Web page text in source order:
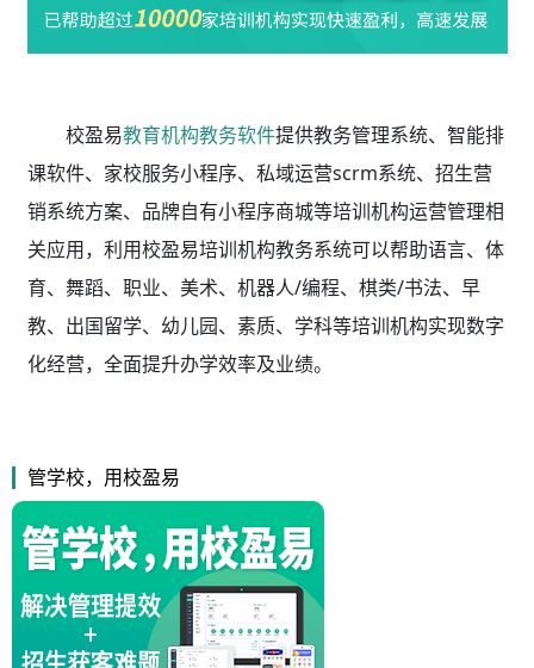
校盈易教育机构教务软件提供教务管理系统、智能排
课软件、家校服务小程序、私域运营scrm系统、招生营
销系统方案、品牌自有小程序商城等培训机构运营管理相
关应用，利用校盈易培训机构教务系统可以帮助语言、体
育、舞蹈、职业、美术、机器人/编程、棋类/书法、早
教、出国留学、幼儿园、素质、学科等培训机构实现数字
化经营，全面提升办学效率及业绩。
管学校，用校盈易